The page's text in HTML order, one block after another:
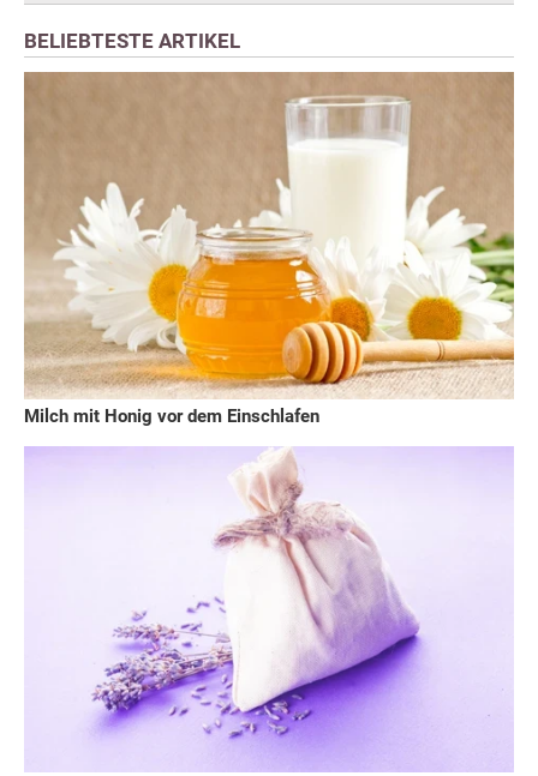
BELIEBTESTE ARTIKEL
Milch mit Honig vor dem Einschlafen